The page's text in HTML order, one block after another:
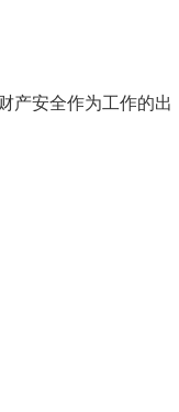
产安全作为工作的出